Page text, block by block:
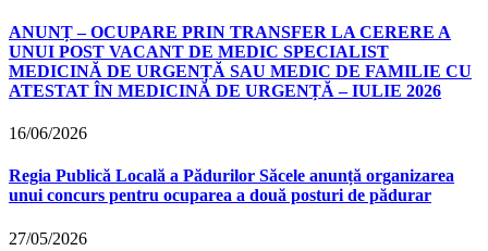
ANUNȚ – OCUPARE PRIN TRANSFER LA CERERE A
UNUI POST VACANT DE MEDIC SPECIALIST
MEDICINĂ DE URGENȚĂ SAU MEDIC DE FAMILIE CU
ATESTAT ÎN MEDICINĂ DE URGENȚĂ – IULIE 2026
16/06/2026
Regia Publică Locală a Pădurilor Săcele anunță organizarea
unui concurs pentru ocuparea a două posturi de pădurar
27/05/2026